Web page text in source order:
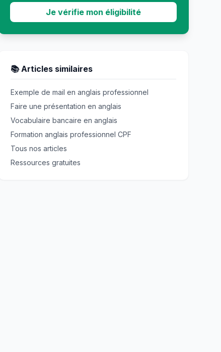
Je vérifie mon éligibilité
📚 Articles similaires
Exemple de mail en anglais professionnel
Faire une présentation en anglais
Vocabulaire bancaire en anglais
Formation anglais professionnel CPF
Tous nos articles
Ressources gratuites